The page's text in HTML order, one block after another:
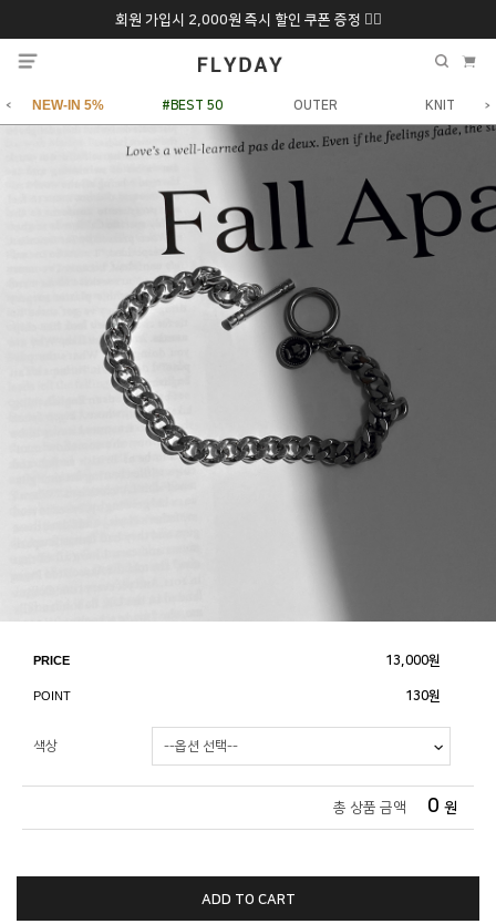
회원 가입시 2,000원 즉시 할인 쿠폰 증정 ❤️‍🔥
추석 특별 할인 10~20% 9/6 화 ~ 9/12월
NEW-IN 5% #BEST 50 OUTER KNIT
PRICE 13,000원
POINT 130원
색상
총 상품 금액 0 원
ADD TO CART